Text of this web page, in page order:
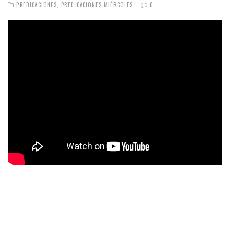
PREDICACIONES
PREDICACIONES MIÉRCOLES 0